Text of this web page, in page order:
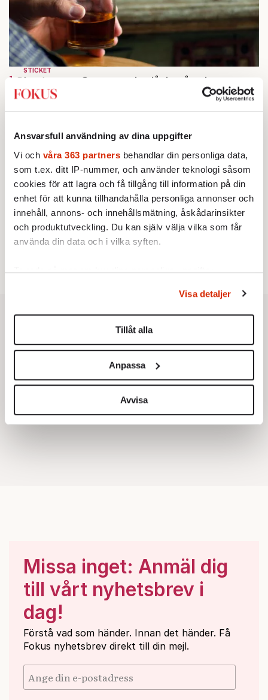
Ansvarsfull användning av dina uppgifter
Vi och våra 363 partners behandlar din personliga data,
som t.ex. ditt IP-nummer, och använder teknologi såsom
cookies för att lagra och få tillgång till information på din
enhet för att kunna tillhandahålla personliga annonser och
innehåll, annons- och innehållsmätning, åskådarinsikter
och produktutveckling. Du kan själv välja vilka som får
använda din data och i vilka syften.
Ta reda på mer om hur dina personliga uppgifter
Du kan ändra eller dra tillbaka ditt samtycke när som
helst från cookie-förklaringen.
Vi använder enhetsidentifierare för att anpassa innehållet
för sociala medier och analysera vår trafik. Vi
vidarebefordrar även sådana identifierare och annan
information från din enhet till de sociala medier och
annons- och analysföretag som vi samarbetar med.
Visa detaljer
Tillåt alla
Anpassa
Avvisa
STICKET
1. Bitte Assarmo:
Sagan om den lågbegåvade
ursprungsbefolkningen i Filipstad
2.Frans Wachtmeister:Ja, AC är ett hot mot den
KRÖNIKA
Sakine Madon:
Efter islamistdådet oroar sig
vänstern för Agnes Wold
STICKET
4.Dan Korn: Quisling, quislingar och sten i glashus
KRÖNIKA
5.Nina Lekander:På ”Kommunisthögskolan” drömde
alla om att vara arbetarklass
STICKET
6.Johan Romin:Andersson, hur ska du få ihop det
Missa inget: Anmäl dig
till vårt nyhetsbrev i
dag!
Förstå vad som händer. Innan det händer. Få
Fokus nyhetsbrev direkt till din mejl.